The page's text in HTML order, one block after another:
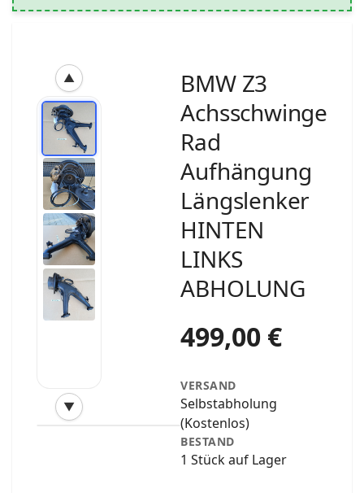
▲
▼
‹
BMW Z3
Achsschwinge
Rad
Aufhängung
Längslenker
HINTEN
LINKS
ABHOLUNG
499,00 €
VERSAND
Selbstabholung
(Kostenlos)
BESTAND
1 Stück auf Lager